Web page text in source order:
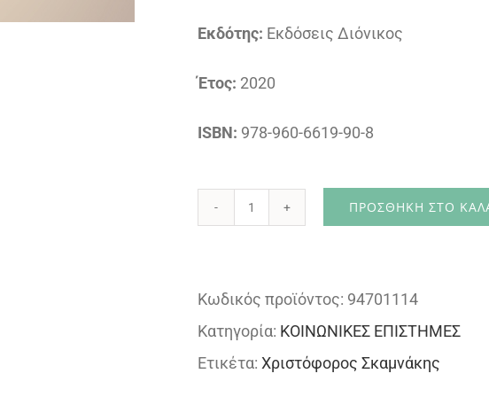
Εκδότης: Εκδόσεις Διόνικος
Έτος: 2020
ISBN: 978-960-6619-90-8
Η
ΠΡΟΣΘΉΚΗ ΣΤΟ
Κωδικός προϊόντος: 94701114
Κατηγορία: ΚΟΙΝΩΝΙΚΕΣ ΕΠΙΣΤΗΜΕΣ
Ετικέτα: Χριστόφορος Σκαμνάκης